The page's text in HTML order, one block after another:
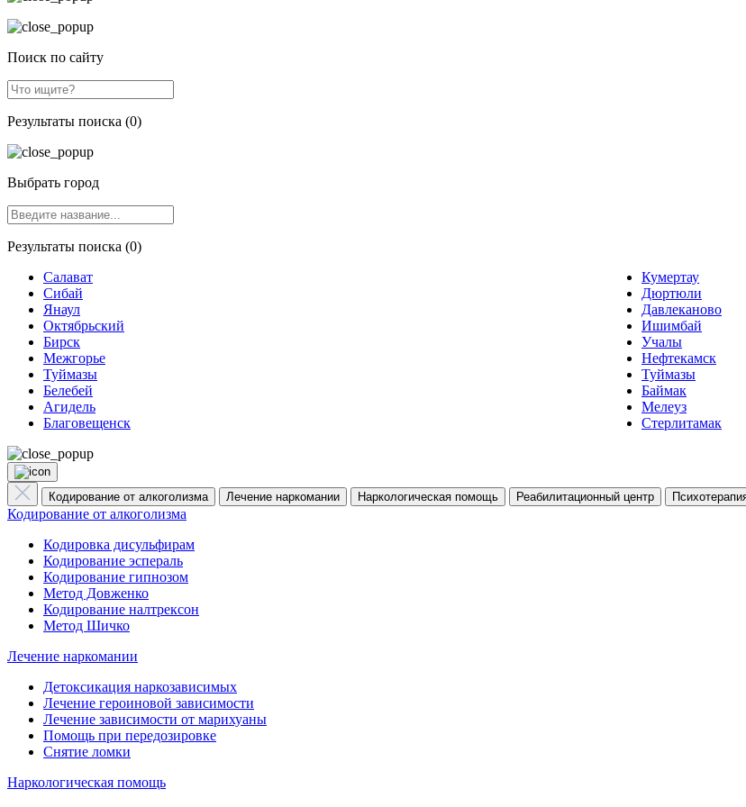
Поиск по сайту
Результаты поиска (0)
Выбрать город
Результаты поиска (0)
Салават
Кумертау
Сибай
Дюртюли
Янаул
Давлеканово
Октябрьский
Ишимбай
Бирск
Учалы
Межгорье
Нефтекамск
Туймазы
Туймазы
Белебей
Баймак
Агидель
Мелеуз
Благовещенск
Стерлитамак
Кодирование от алкоголизма Лечение наркомании Наркологическая помощь Реабилитационный центр
Кодирование от алкоголизма
Кодировка дисульфирам
Кодирование эспераль
Кодирование гипнозом
Метод Довженко
Кодирование налтрексон
Метод Шичко
Лечение наркомании
Детоксикация наркозависимых
Лечение героиновой зависимости
Лечение зависимости от марихуаны
Помощь при передозировке
Снятие ломки
Наркологическая помощь